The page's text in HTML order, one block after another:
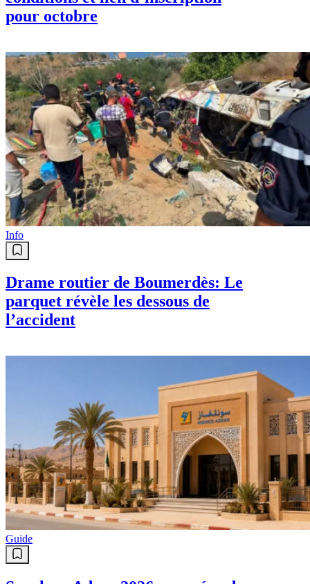
pour octobre
Info
Drame routier de Boumerdès: Le
parquet révèle les dessous de
l’accident
Guide